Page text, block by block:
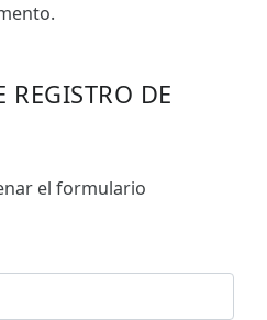
REGISTRO DE
el formulario